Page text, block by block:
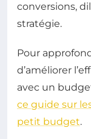
conversions,
stratégie.
Pour
d’améliorer
avec un
ce guide sur
petit budget.